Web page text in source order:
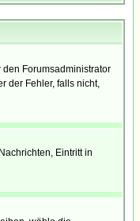
Forumsadministrator
der Fehler, falls nicht,
Eintritt in